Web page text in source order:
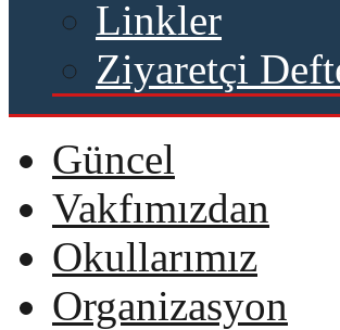
Linkler
Ziyaretçi
Güncel
Vakfımızdan
Okullarımız
Organizasyon